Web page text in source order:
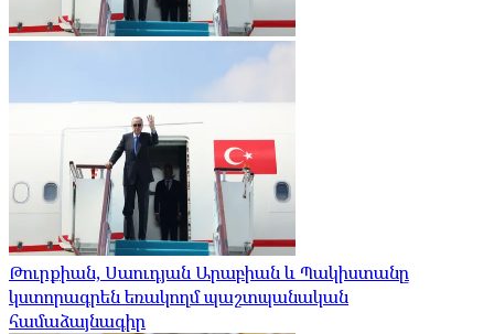
Թուրքիան, Սաուդյան Արաբիան և Պակիստանը
կստորագրեն եռակողմ պաշտպանական
համաձայնագիր